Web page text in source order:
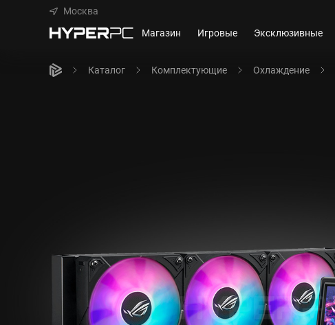
Москва
Магазин
Игровые Эксклюзивные
Каталог Комплектующие Охлаждение